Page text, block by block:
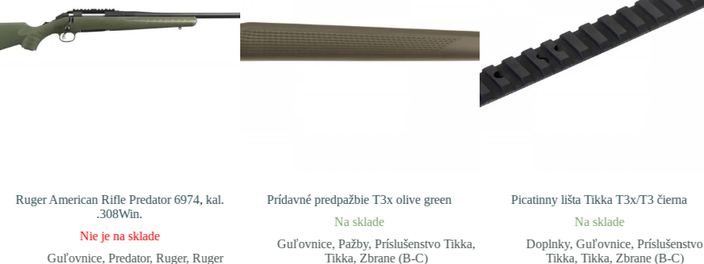
Ruger American Rifle Predator 6974, kal.
.308Win.
Nie je na sklade
Guľovnice,Predator,Ruger,Ruger
Prídavné predpažbie T3x olive green
Na sklade
Guľovnice, Pažby, Príslušenstvo Tikka,
Tikka, Zbrane (B-C)
Picatinny lišta Tikka T3x/T3 čierna
Na sklade
Doplnky,Guľovnice,Príslušenstvo
Tikka,Tikka, Zbrane (B-C)